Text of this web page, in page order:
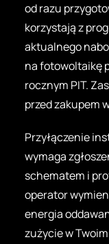
od razu
korzystają z
aktualnego
na fotowoltaikę
rocznym PIT.
przed zakupem
Przyłączenie
wymaga
schematem i
operator
energia
zużycie w